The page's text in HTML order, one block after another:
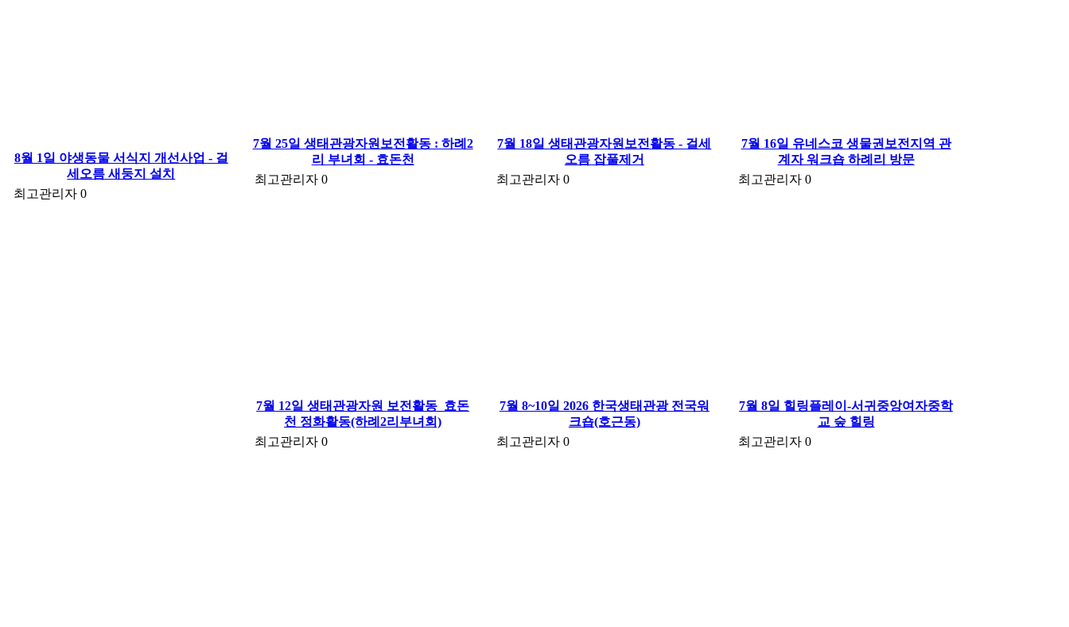
8월 1일 야생동물 서식지 개선사업 - 걸
세오름 새둥지 설치
최고관리자 0
7월 25일 생태관광자원보전활동 : 하례2
리 부녀회 - 효돈천
최고관리자 0
7월 18일 생태관광자원보전활동 - 걸세
오름 잡풀제거
최고관리자 0
7월 16일 유네스코 생물권보전지역 관
계자 워크숍 하례리 방문
최고관리자 0
7월 12일 생태관광자원 보전활동_효돈
천 정화활동(하례2리부녀회)
최고관리자 0
7월 8~10일 2026 한국생태관광 전국워
크숍(호근동)
최고관리자 0
7월 8일 힐링플레이-서귀중앙여자중학
교 숲 힐링
최고관리자 0